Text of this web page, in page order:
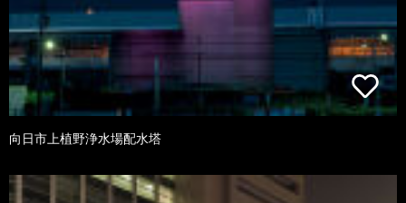
向日市上植野浄水場配水塔